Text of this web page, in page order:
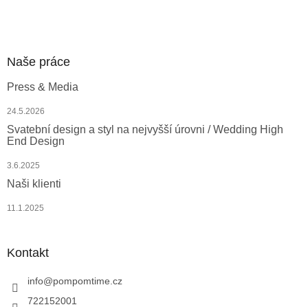
Naše práce
Press & Media
24.5.2026
Svatební design a styl na nejvyšší úrovni / Wedding High
End Design
3.6.2025
Naši klienti
11.1.2025
Kontakt
info@pompomtime.cz
722152001